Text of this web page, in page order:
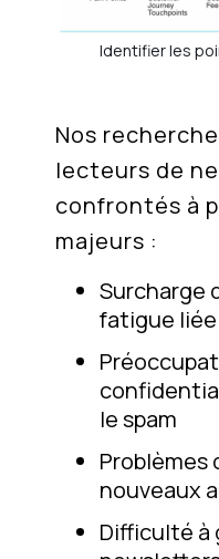
Identifier les
Nos
lecteurs de
confrontés à
majeurs :
Surcharge
fatigue
le spam
Problèmes
nouveaux
Difficulté à